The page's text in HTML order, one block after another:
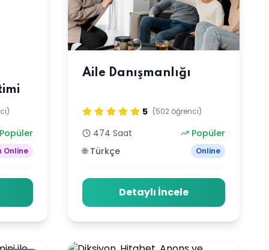
Popüler
Online
Aile Danışmanlığı
5 (502 öğrenci)
474 Saat
Popüler
🌐 Türkçe
Online
Detaylı İncele